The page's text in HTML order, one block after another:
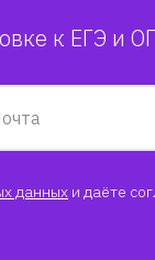
Кирилл
к ЕГЭ и
данных и даёте